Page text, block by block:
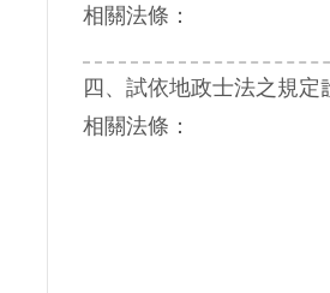
相關法條：
四、試依地政士法之規定
相關法條：